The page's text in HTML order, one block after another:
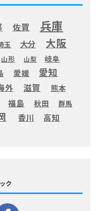
佐賀 兵庫
玉 大分 大阪
山形 山梨
岐阜
愛媛 愛知
外 滋賀
熊本
福島 秋田 群馬
香川 高知
ク